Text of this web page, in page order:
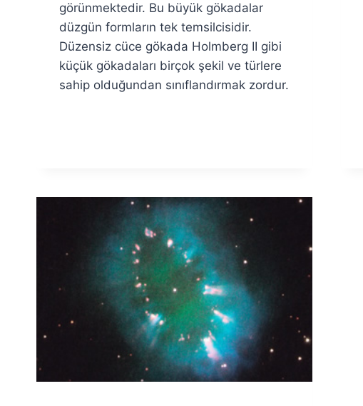
görünmektedir. Bu büyük gökadalar
düzgün formların tek temsilcisidir.
Düzensiz cüce gökada Holmberg II gibi
küçük gökadaları birçok şekil ve türlere
sahip olduğundan sınıflandırmak zordur.